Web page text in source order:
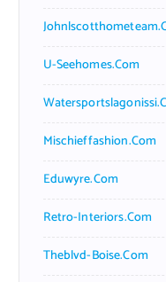
U-Seehomes.com
Mischieffashion.com
Eduwyre.com
Retro-Interiors.com
Theblvd-Boise.com